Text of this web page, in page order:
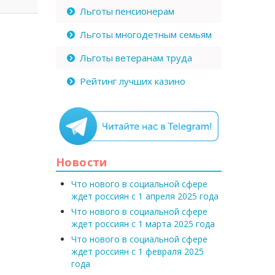
Льготы пенсионерам
Льготы многодетным семьям
Льготы ветеранам труда
Рейтинг лучших казино
Новости
Что нового в социальной сфере
ждет россиян с 1 апреля 2025 года
Что нового в социальной сфере
ждет россиян с 1 марта 2025 года
Что нового в социальной сфере
ждет россиян с 1 февраля 2025
года